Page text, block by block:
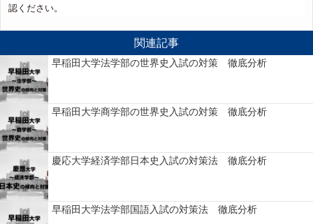
認ください。
関連記事
早稲田大学法学部の世界史入試の対策 徹底分析
早稲田大学商学部の世界史入試の対策 徹底分析
慶応大学経済学部日本史入試の対策法 徹底分析
早稲田大学法学部国語入試の対策法 徹底分析